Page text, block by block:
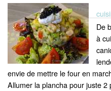
De
à
envie de mettre le four en
Allumer la plancha pour juste 2